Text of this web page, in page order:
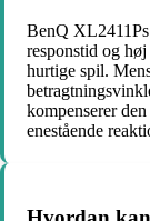
BenQ
responstid og
hurtige spil.
kompenserer
enestående